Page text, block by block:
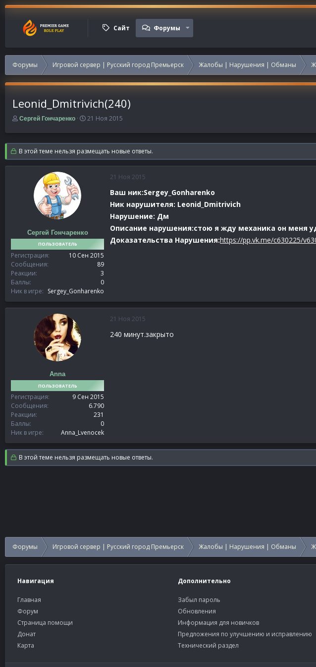
Сайт Форумы
Форумы Игровой сервер | Русский город Премьерск Жалобы | Нарушения | Обманы
Leonid_Dmitrivich(240)
А
т
о
р
т
Сергей Гончаренко
Д
т
а
н
а
21 Ноя 2015
В этой теме нельзя размещать новые ответы.
Сергей Гончаренко
ПОЛЬЗОВАТЕЛЬ
Регистрация
10 Сен 2015
Сообщения
89
Реакции
3
Баллы
0
Ник в игре
Sergey_Gonharenko
21 Ноя 2015
Ваш ник:Sergey_Gonharenko
Ник нарушителя: Leonid_Dmitrivich
Нарушение: Дм
Описание нарушения:стою я жду механика он меня
Доказательства Нарушения:https://pp.vk.me/c630225/
Anna
ПОЛЬЗОВАТЕЛЬ
Регистрация
9 Сен 2015
Сообщения
6.790
Реакции
231
Баллы
0
Ник в игре
Anna_Lvenocek
21 Ноя 2015
240 минут.закрыто
В этой теме нельзя размещать новые ответы.
Форумы Игровой сервер | Русский город Премьерск Жалобы | Нарушения | Обманы
Навигация
Главная
Форум
Страница помощи
Донат
Карта
Дополнительно
Забыл пароль
Обновления
Информация для новичков
Предложения по улучшению и исправлению
Технический раздел